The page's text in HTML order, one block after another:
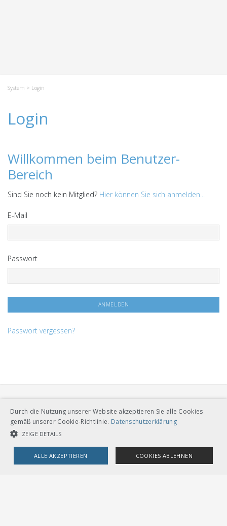
System > Login
Login
Willkommen beim Benutzer-
Bereich
Sind Sie noch kein Mitglied? Hier können Sie sich anmelden...
E-Mail
Passwort
Passwort vergessen?
VERBAND ÖFFENTLICHER VERKEHR
Dählhölzliweg 12
CH-3005 Bern
Durch die Nutzung unserer Website akzeptieren Sie alle Cookies
gemäß unserer Cookie-Richtlinie. Datenschutzerklärung
ZEIGE DETAILS
ALLE AKZEPTIEREN COOKIES ABLEHNEN